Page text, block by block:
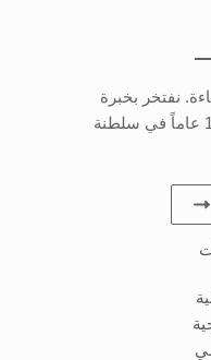
نفتخر بخبرة
فريقنا التي تمتد لأكثر من 15 عاماً في سلطنة